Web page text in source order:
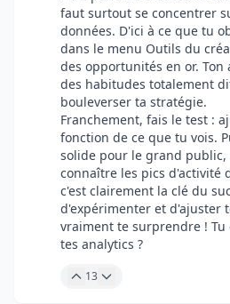
faut surtout se concentrer
données. D'ici à ce que tu
dans le menu Outils du
des opportunités en or.
des habitudes totalement
bouleverser ta stratégie.
Franchement, fais le test :
fonction de ce que tu vois.
solide pour le grand public,
connaître les pics d'activité
c'est clairement la clé du
d'expérimenter et d'ajuster
vraiment te surprendre !
tes analytics ?
13